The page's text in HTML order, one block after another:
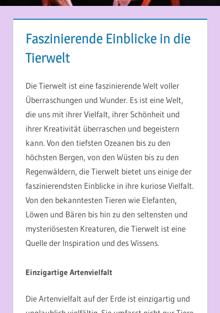
Faszinierende Einblicke in die
Tierwelt
Die Tierwelt ist eine faszinierende Welt voller
Überraschungen und Wunder. Es ist eine Welt,
die uns mit ihrer Vielfalt, ihrer Schönheit und
ihrer Kreativität überraschen und begeistern
kann. Von den tiefsten Ozeanen bis zu den
höchsten Bergen, von den Wüsten bis zu den
Regenwäldern, die Tierwelt bietet uns einige der
faszinierendsten Einblicke in ihre kuriose Vielfalt.
Von den bekanntesten Tieren wie Elefanten,
Löwen und Bären bis hin zu den seltensten und
mysteriösesten Kreaturen, die Tierwelt ist eine
Quelle der Inspiration und des Wissens.
Einzigartige Artenvielfalt
Die Artenvielfalt auf der Erde ist einzigartig und